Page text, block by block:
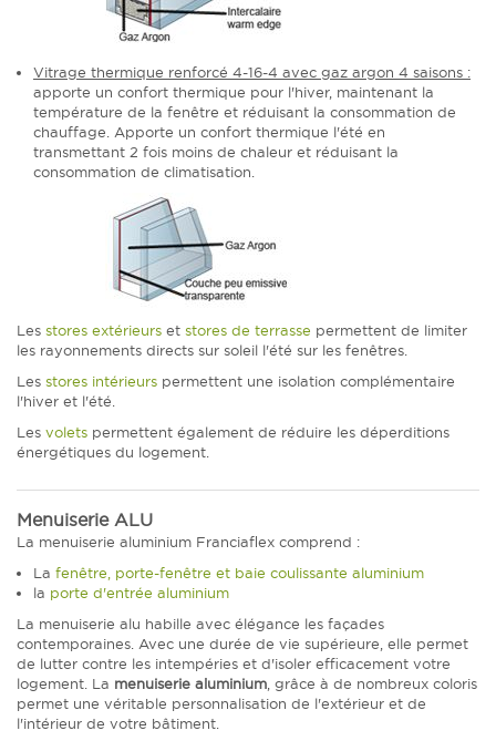
Vitrage thermique renforcé 4-16-4 avec gaz argon 4 saisons :
apporte un confort thermique pour l'hiver, maintenant la
température de la fenêtre et réduisant la consommation de
chauffage. Apporte un confort thermique l'été en
transmettant 2 fois moins de chaleur et réduisant la
consommation de climatisation.
Les stores extérieurs et stores de terrasse permettent de limiter
les rayonnements directs sur soleil l'été sur les fenêtres.
Les stores intérieurs permettent une isolation complémentaire
l'hiver et l'été.
Les volets permettent également de réduire les déperditions
énergétiques du logement.
Menuiserie ALU
La menuiserie aluminium Franciaflex comprend :
La fenêtre, porte-fenêtre et baie coulissante aluminium
la porte d'entrée aluminium
La menuiserie alu habille avec élégance les façades
contemporaines. Avec une durée de vie supérieure, elle permet
de lutter contre les intempéries et d'isoler efficacement votre
logement. La menuiserie aluminium , grâce à de nombreux coloris
permet une véritable personnalisation de l'extérieur et de
l'intérieur de votre bâtiment.